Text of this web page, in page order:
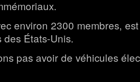
environ 2300 membres,
États-Unis.
pas avoir de véhicules